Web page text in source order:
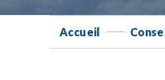
Accueil -